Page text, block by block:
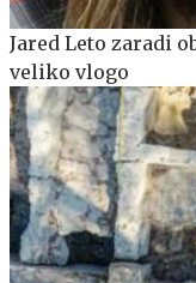
Jared Leto zaradi
veliko vlogo